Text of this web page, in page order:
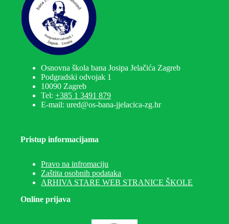
Osnovna škola bana Josipa Jelačića Zagreb
Podgradski odvojak 1
10090 Zagreb
Tel:+385 1 3491 879
E-mail: ured@os-bana-jjelacica-zg.hr
Pristup informacijama
Pravo na infromaciju
Zaštita osobnih podataka
ARHIVA STARE WEB STRANICE ŠKOLE
Online prijava